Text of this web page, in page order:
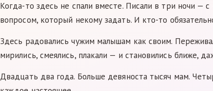
Когда-то здесь не спали вместе. Писали в три ночи —
вопросом, который некому задать. И кто-то
Здесь радовались чужим малышам как своим.
мирились, смеялись, плакали — и становились ближе,
Двадцать два года. Больше девяноста тысяч мам.